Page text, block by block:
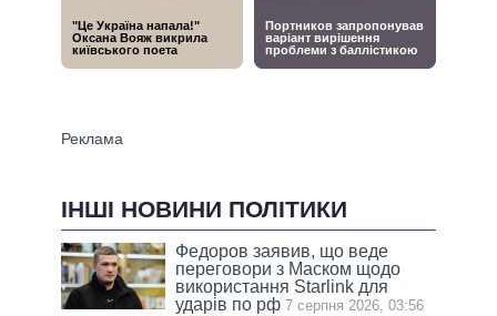
ІНШІ НОВИНИ ПОЛІТИКИ
Федоров заявив, що веде
переговори з Маском щодо
використання Starlink для
ударів по рф 7 серпня 2026, 03:56